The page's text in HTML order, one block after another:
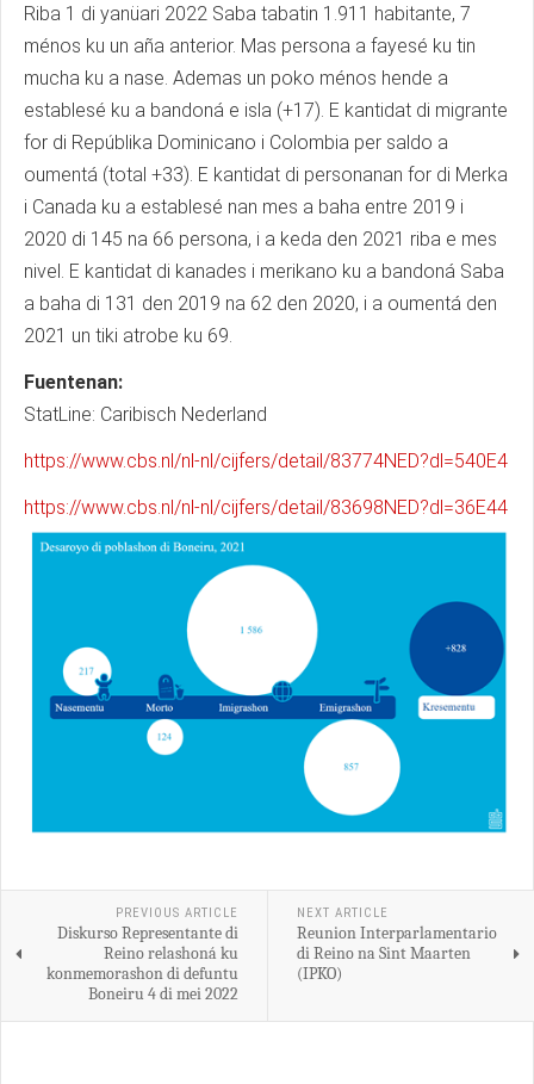
Riba 1 di yanüari 2022 Saba tabatin 1.911 habitante, 7
ménos ku un aña anterior. Mas persona a fayesé ku tin
mucha ku a nase. Ademas un poko ménos hende a
establesé ku a bandoná e isla (+17). E kantidat di migrante
for di Repúblika Dominicano i Colombia per saldo a
oumentá (total +33). E kantidat di personanan for di Merka
i Canada ku a establesé nan mes a baha entre 2019 i
2020 di 145 na 66 persona, i a keda den 2021 riba e mes
nivel. E kantidat di kanades i merikano ku a bandoná Saba
a baha di 131 den 2019 na 62 den 2020, i a oumentá den
2021 un tiki atrobe ku 69.
Fuentenan:
StatLine: Caribisch Nederland
https://www.cbs.nl/nl-nl/cijfers/detail/83774NED?dl=540E4
https://www.cbs.nl/nl-nl/cijfers/detail/83698NED?dl=36E44
PREVIOUS ARTICLE
Diskurso Representante di
Reino relashoná ku
konmemorashon di defuntu
Boneiru 4 di mei 2022
NEXT ARTICLE
Reunion Interparlamentario
di Reino na Sint Maarten
(IPKO)